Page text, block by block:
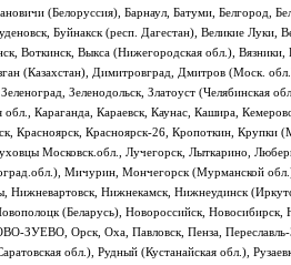
(Белоруссия), Барнаул, Батуми,
Буйнакск (респ. Дагестан), Великие
Воткинск, Выкса (Нижегородская обл.),
(Казахстан), Димитровград, Дмитров (Моск.
Зеленодольск, Златоуст
Караганда, Караевск, Каунас, Кашира,
Красноярск, Красноярск-26, Кропоткин,
Московск.обл., Лучегорск, Лыткарино,
Мичурин, Мончегорск (Мурманской
Нижнекамск, Нижнеудинск
(Беларусь), Новороссийск,
ЗУЕВО, Орск, Оха, Павловск, Пенза,
обл.), Рудный (Кустанайская обл.),